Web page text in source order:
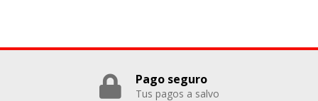
Pago seguro
Tus pagos a salvo